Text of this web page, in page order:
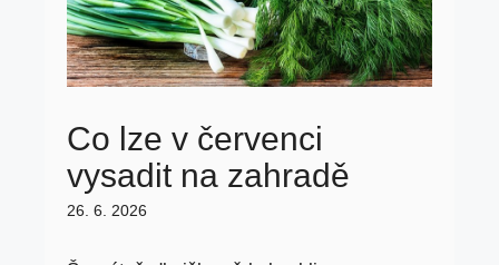
Co lze v červenci
vysadit na zahradě
26. 6. 2026